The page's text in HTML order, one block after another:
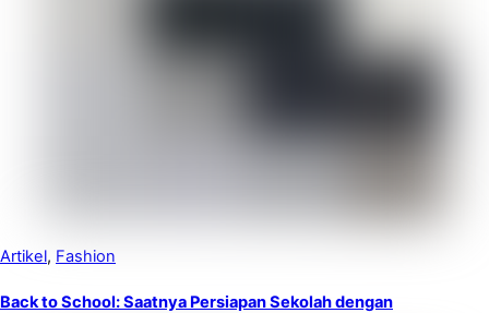
Artikel, Fashion
Back to School: Saatnya Persiapan Sekolah dengan